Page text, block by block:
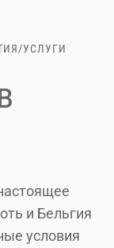
/УСЛУГИ
и Бельгия
условия